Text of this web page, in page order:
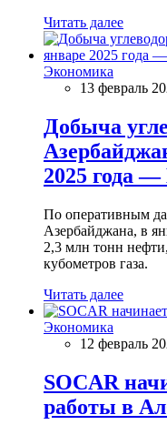
Читать далее
Экономика
13 февраль
Добыча
2025 года
По оперативным
Азербайджана, в
2,3 млн тонн
кубометров газа.
Читать далее
Экономика
12 февраль
SOCAR
работы в